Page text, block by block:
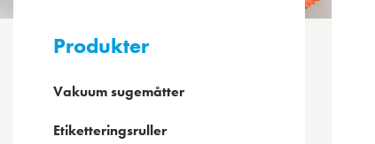
Produkter
Vakuum sugemåtter
Etiketteringsruller